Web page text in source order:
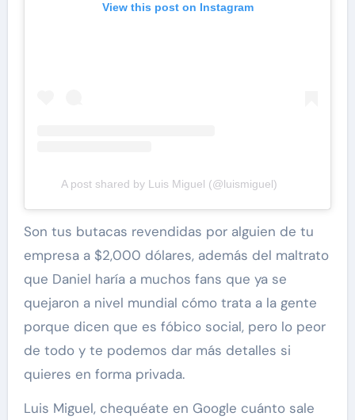
View this post on Instagram
A post shared by Luis Miguel (@luismiguel)
Son tus butacas revendidas por alguien de tu
empresa a $2,000 dólares, además del maltrato
que Daniel haría a muchos fans que ya se
quejaron a nivel mundial cómo trata a la gente
porque dicen que es fóbico social, pero lo peor
de todo y te podemos dar más detalles si
quieres en forma privada.
Luis Miguel, chequéate en Google cuánto sale